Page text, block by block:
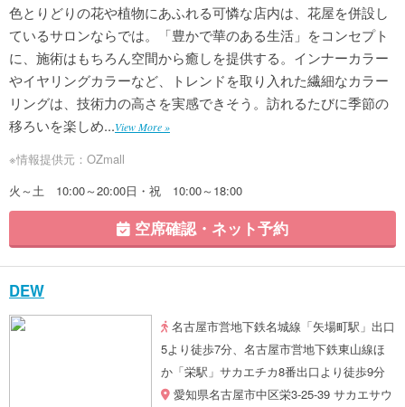
色とりどりの花や植物にあふれる可憐な店内は、花屋を併設し
ているサロンならでは。「豊かで華のある生活」をコンセプト
に、施術はもちろん空間から癒しを提供する。インナーカラー
やイヤリングカラーなど、トレンドを取り入れた繊細なカラー
リングは、技術力の高さを実感できそう。訪れるたびに季節の
移ろいを楽しめ...View More »
※情報提供元：OZmall
火～土 10:00～20:00日・祝 10:00～18:00
空席確認・ネット予約
DEW
名古屋市営地下鉄名城線「矢場町駅」出口
5より徒歩7分、名古屋市営地下鉄東山線ほ
か「栄駅」サカエチカ8番出口より徒歩9分
愛知県名古屋市中区栄3-25-39 サカエサウ